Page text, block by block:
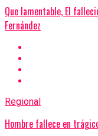
Que lamentable, El
Fernández
Regional
Hombre fallece en